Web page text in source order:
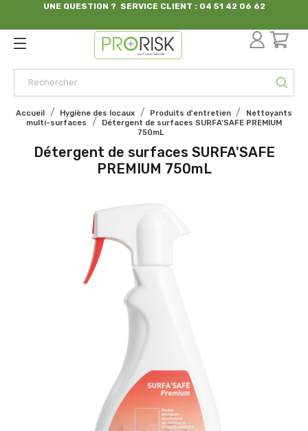
UNE QUESTION ? SERVICE CLIENT : 04 51 42 06 62
par France Sécurité
Accueil Hygiène des locaux Produits d'entretien
Nettoyants
multi-surfaces
Détergent de surfaces SURFA'SAFE PREMIUM
750mL
Détergent de surfaces SURFA'SAFE
PREMIUM 750mL